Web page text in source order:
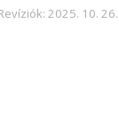
2025. 10. 26.